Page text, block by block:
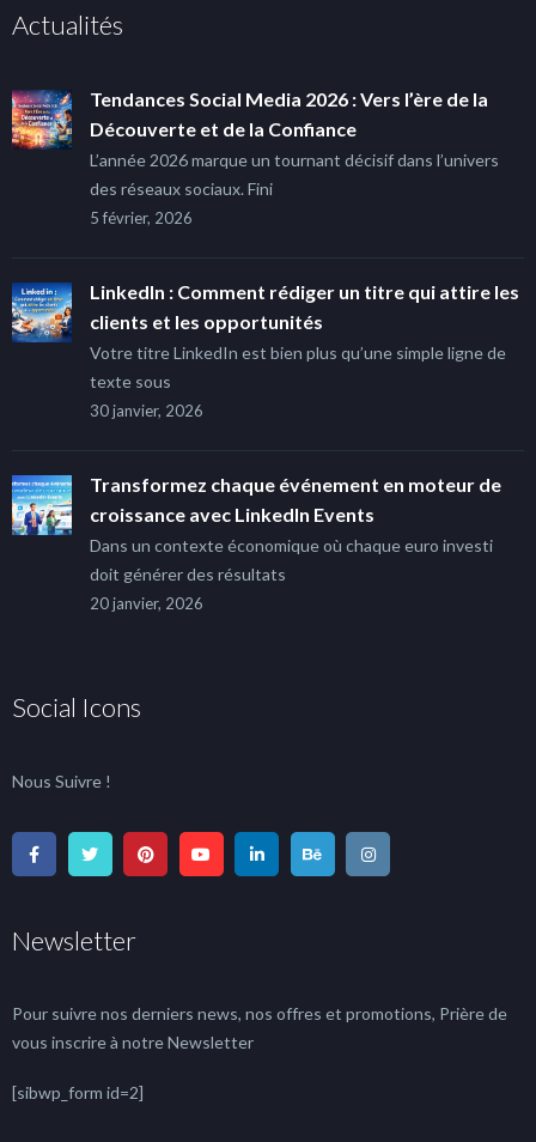
Actualités
Tendances Social Media 2026 : Vers l’ère de la
Découverte et de la Confiance
L’année 2026 marque un tournant décisif dans l’univers
des réseaux sociaux. Fini
5 février, 2026
LinkedIn : Comment rédiger un titre qui attire les
clients et les opportunités
Votre titre LinkedIn est bien plus qu’une simple ligne de
texte sous
30 janvier, 2026
Transformez chaque événement en moteur de
croissance avec LinkedIn Events
Dans un contexte économique où chaque euro investi
doit générer des résultats
20 janvier, 2026
Social Icons
Nous Suivre !
Newsletter
Pour suivre nos derniers news, nos offres et promotions, Prière de
vous inscrire à notre Newsletter
[sibwp_form id=2]